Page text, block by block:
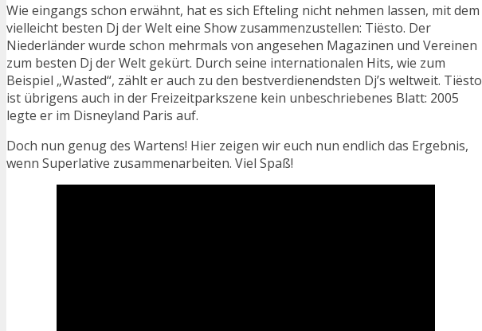
Wie eingangs schon erwähnt, hat es sich Efteling nicht nehmen lassen, mit dem
vielleicht besten Dj der Welt eine Show zusammenzustellen: Tiësto. Der
Niederländer wurde schon mehrmals von angesehen Magazinen und Vereinen
zum besten Dj der Welt gekürt. Durch seine internationalen Hits, wie zum
Beispiel „Wasted“, zählt er auch zu den bestverdienendsten Dj’s weltweit. Tiësto
ist übrigens auch in der Freizeitparkszene kein unbeschriebenes Blatt: 2005
legte er im Disneyland Paris auf.
Doch nun genug des Wartens! Hier zeigen wir euch nun endlich das Ergebnis,
wenn Superlative zusammenarbeiten. Viel Spaß!